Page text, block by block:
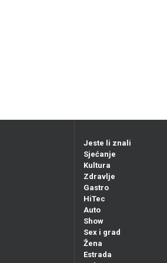
Jeste li znali
Sjećanje
Kultura
Zdravlje
Gastro
HiTec
Auto
Show
Sex i grad
Žena
Estrada